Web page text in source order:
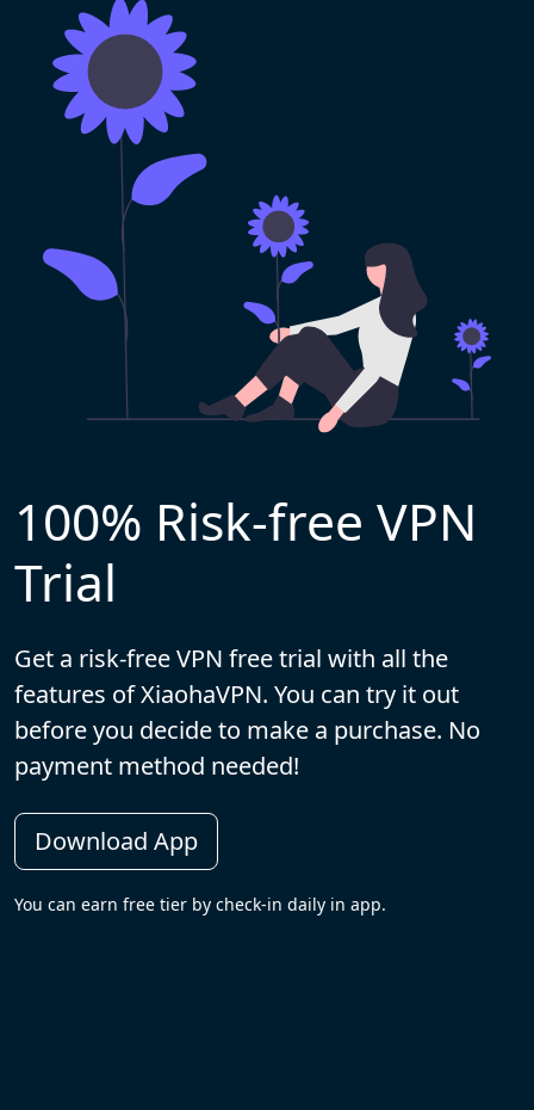
100% Risk-free VPN
Trial
Get a risk-free VPN free trial with all the
features of XiaohaVPN. You can try it out
before you decide to make a purchase. No
payment method needed!
Download App
You can earn free tier by check-in daily in app.